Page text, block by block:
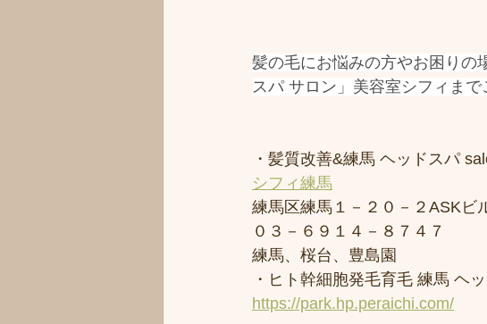
髪の毛にお悩みの方やお困りの
スパ サロン」美容室シフィまで
・髪質改善&練馬 ヘッドスパ
シフィ練馬
練馬区練馬１－２０－２ASKビ
０３－６９１４－８７４７
練馬、桜台、豊島園
・ヒト幹細胞発毛育毛 練馬 ヘ
https://park.hp.peraichi.com/